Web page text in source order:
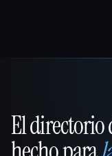
That AI
El directorio